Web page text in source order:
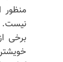
منظور
نیست.
برخی